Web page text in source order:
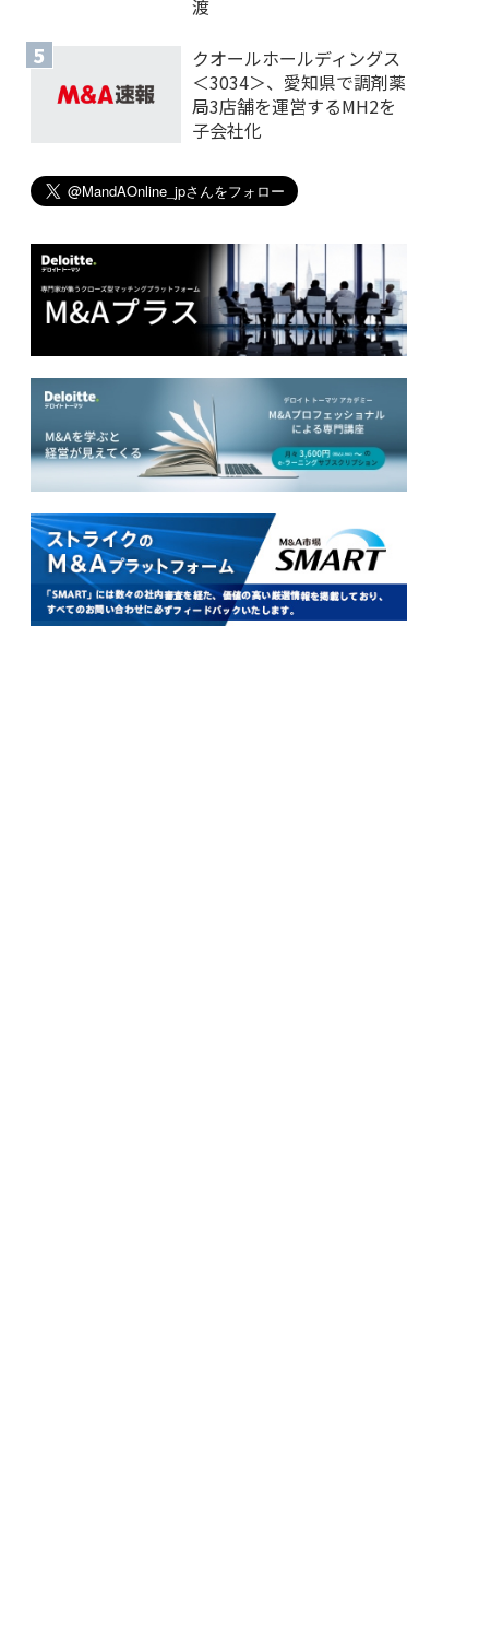
渡
クオールホールディングス
＜3034＞、愛知県で調剤薬
局3店舗を運営するMH2を
子会社化